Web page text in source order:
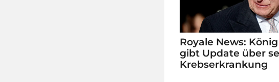
Royale News:
gibt Update über
Krebserkrankung